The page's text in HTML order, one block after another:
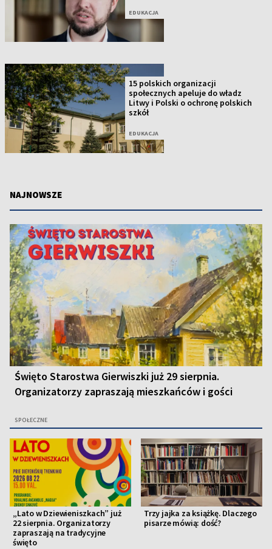
EDUKACJA
15 polskich organizacji
społecznych apeluje do władz
Litwy i Polski o ochronę polskich
szkół
EDUKACJA
NAJNOWSZE
Święto Starostwa Gierwiszki już 29 sierpnia.
Organizatorzy zapraszają mieszkańców i gości
SPOŁECZNE
„Lato w Dziewieniszkach” już
22 sierpnia. Organizatorzy
zapraszają na tradycyjne
święto
Trzy jajka za książkę. Dlaczego
pisarze mówią: dość?